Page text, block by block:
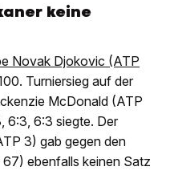
keine
Novak Djokovic (ATP
Turniersieg auf der
McDonald (ATP
6:3, 6:3 siegte. Der
3) gab gegen den
ebenfalls keinen Satz